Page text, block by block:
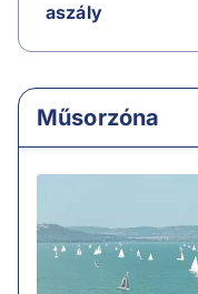
aszály
Műsorzóna